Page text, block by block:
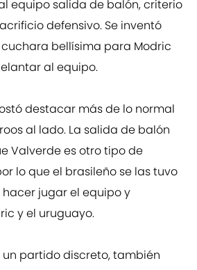
equipo salida de balón, criterio
defensivo. Se inventó
bellísima para Modric
al equipo.
destacar más de lo normal
al lado. La salida de balón
Valverde es otro tipo de
lo que el brasileño se las tuvo
jugar el equipo y
y el uruguayo.
un partido discreto, también